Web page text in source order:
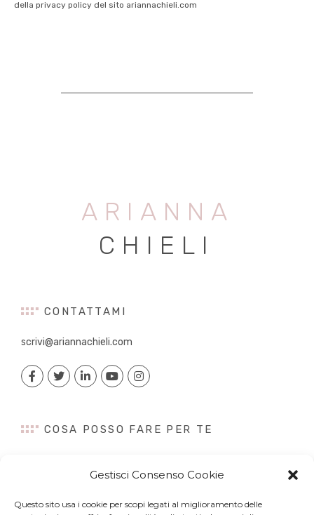
Gestisci Consenso Cookie
Questo sito usa i cookie per scopi legati al miglioramento delle
della privacy policy del sito ariannachieli.com
ARIANNA
CHIELI
CONTATTAMI
scrivi@ariannachieli.com
COSA POSSO FARE PER TE
Content Creation
Digital PR